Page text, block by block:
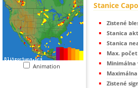
Animation
Stanice
Zistené
Stanica
Stanica
Max.
Minimálna
Zistené